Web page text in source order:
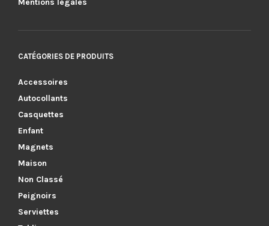
CATÉGORIES DE PRODUITS
Accessoires
Autocollants
Casquettes
Enfant
Magnets
Maison
Non Classé
Peignoirs
Serviettes